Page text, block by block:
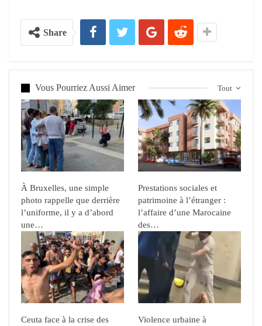
Share
Tout
Vous Pourriez Aussi Aimer
À Bruxelles, une simple
photo rappelle que derrière
l’uniforme, il y a d’abord
une…
Prestations sociales et
patrimoine à l’étranger :
l’affaire d’une Marocaine
des…
Ceuta face à la crise des
Violence urbaine à